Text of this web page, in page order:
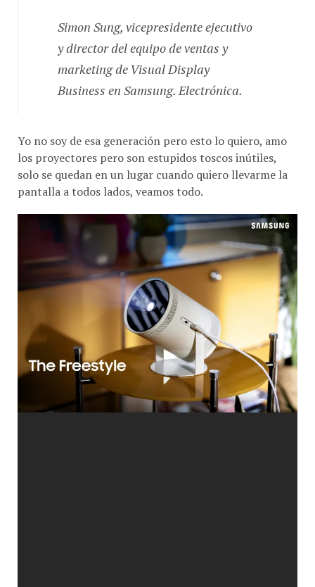
Simon Sung, vicepresidente ejecutivo
y director del equipo de ventas y
marketing de Visual Display
Business en Samsung. Electrónica.
Yo no soy de esa generación pero esto lo quiero, amo
los proyectores pero son estupidos toscos inútiles,
solo se quedan en un lugar cuando quiero llevarme la
pantalla a todos lados, veamos todo.